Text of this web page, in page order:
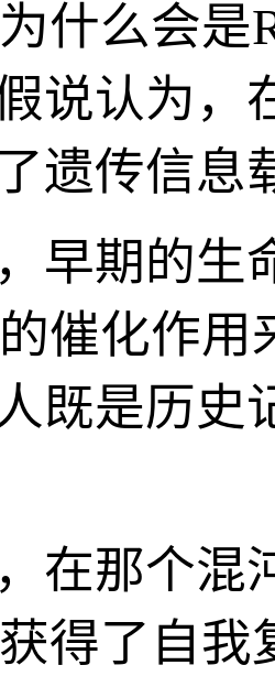
什么会是
说认为，
遗传信
早期的生
催化作
既是历史
在那个混
得了自我